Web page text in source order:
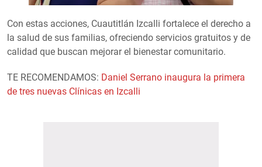
Con estas acciones, Cuautitlán Izcalli fortalece el derecho a
la salud de sus familias, ofreciendo servicios gratuitos y de
calidad que buscan mejorar el bienestar comunitario.
TE RECOMENDAMOS: Daniel Serrano inaugura la primera
de tres nuevas Clínicas en Izcalli